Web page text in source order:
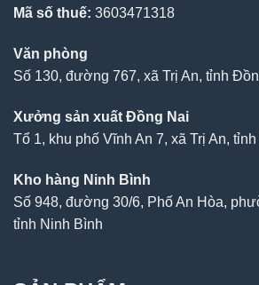
Mã số thuế: 3603471318
Văn phòng
Số 130, đường 767, xã Trị An, tỉnh
Xưởng sản xuất Đồng Nai
Tổ 1, khu phố Vĩnh An 7, xã Trị An,
Kho hàng Ninh Bình
Số 948, đường 30/6, Phố An Hòa,
tỉnh Ninh Bình